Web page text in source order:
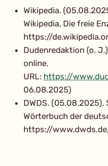
Wikipedia.
Wikipedia, Die freie
https://
Dudenredaktion (o.
online.
URL: https://
06.08.2025)
DWDS. (05.08.2025).
Wörterbuch der
https://